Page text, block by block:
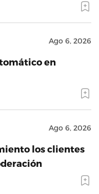
Ago 6, 2026
en
Ago 6, 2026
los clientes